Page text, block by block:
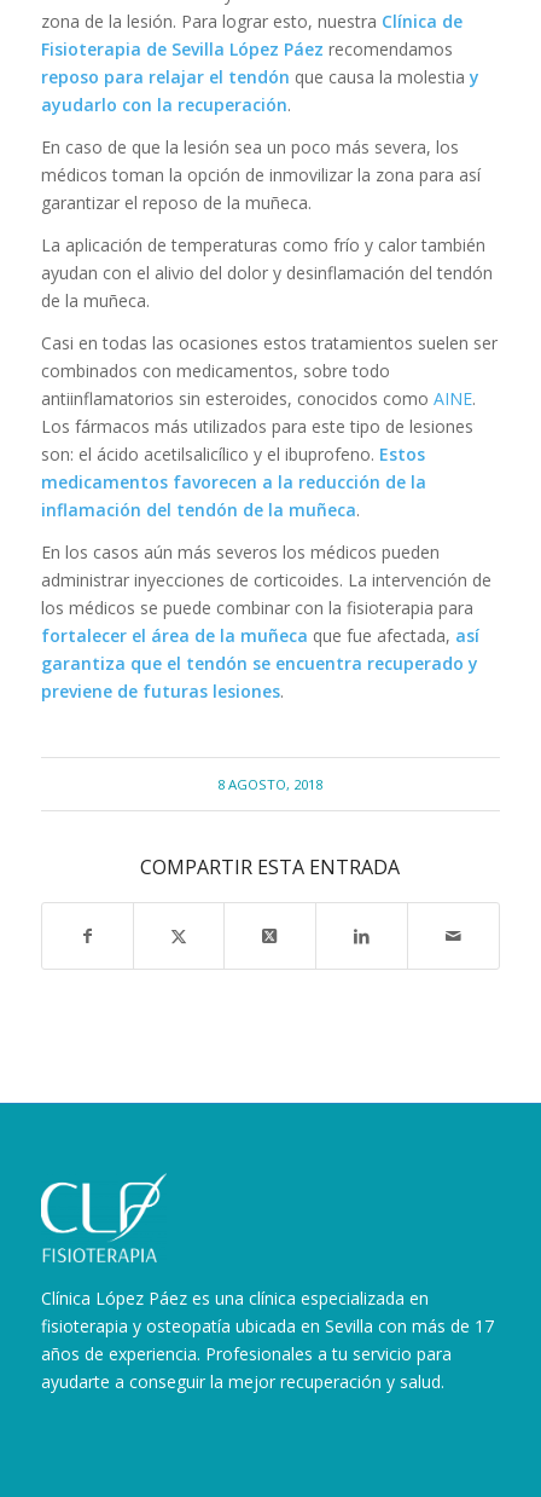
zona de la lesión. Para lograr esto, nuestra Clínica de
Fisioterapia de Sevilla López Páez recomendamos
reposo para relajar el tendón que causa la molestia y
ayudarlo con la recuperación.
En caso de que la lesión sea un poco más severa, los
médicos toman la opción de inmovilizar la zona para así
garantizar el reposo de la muñeca.
La aplicación de temperaturas como frío y calor también
ayudan con el alivio del dolor y desinflamación del tendón
de la muñeca.
Casi en todas las ocasiones estos tratamientos suelen ser
combinados con medicamentos, sobre todo
antiinflamatorios sin esteroides, conocidos como AINE.
Los fármacos más utilizados para este tipo de lesiones
son: el ácido acetilsalicílico y el ibuprofeno. Estos
medicamentos favorecen a la reducción de la
inflamación del tendón de la muñeca.
En los casos aún más severos los médicos pueden
administrar inyecciones de corticoides. La intervención de
los médicos se puede combinar con la fisioterapia para
fortalecer el área de la muñeca que fue afectada, así
garantiza que el tendón se encuentra recuperado y
previene de futuras lesiones.
8 AGOSTO, 2018
COMPARTIR ESTA ENTRADA
Clínica López Páez es una clínica especializada en
fisioterapia y osteopatía ubicada en Sevilla con más de 17
años de experiencia. Profesionales a tu servicio para
ayudarte a conseguir la mejor recuperación y salud.